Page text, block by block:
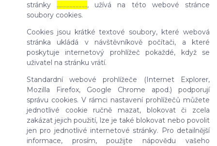
stránky …………………, užívá na této webové stránce
soubory cookies.
Cookies jsou krátké textové soubory, které webová
stránka ukládá v návštěvníkově počítači, a které
poskytuje internetový prohlížeč pokaždé, když se
uživatel na stránku vrátí.
Standardní webové prohlížeče (Internet Explorer,
Mozilla Firefox, Google Chrome apod.) podporují
správu cookies. V rámci nastavení prohlížečů můžete
jednotlivé cookie ručně mazat, blokovat či zcela
zakázat jejich použití, lze je také blokovat nebo povolit
jen pro jednotlivé internetové stránky. Pro detailnější
informace, prosím, použijte nápovědu vašeho